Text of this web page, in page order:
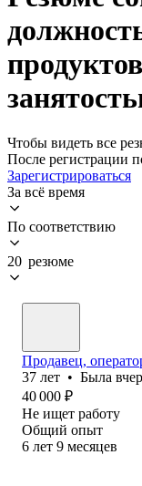
Чтобы видеть все
После регистрации
Зарегистрироваться
За всё время
По соответствию
20 резюме
Продавец,
37 лет • Была
40 000 ₽
Не ищет работу
Общий опыт
6 лет 9 месяцев